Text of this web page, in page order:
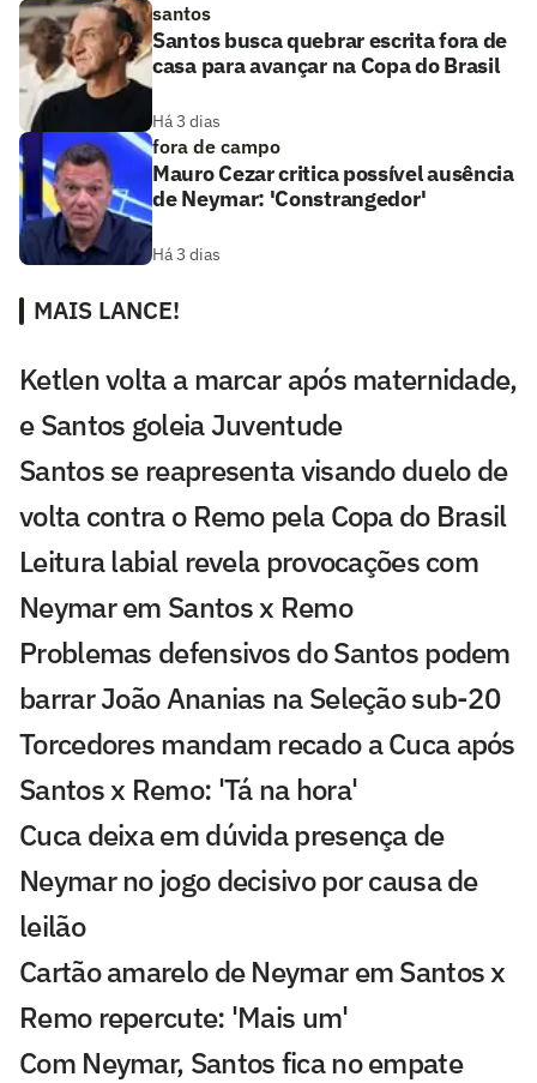
santos
Santos busca quebrar escrita fora de
casa para avançar na Copa do Brasil
Há 3 dias
fora de campo
Mauro Cezar critica possível ausência
de Neymar: 'Constrangedor'
Há 3 dias
MAIS LANCE!
Ketlen volta a marcar após maternidade,
e Santos goleia Juventude
Santos se reapresenta visando duelo de
volta contra o Remo pela Copa do Brasil
Leitura labial revela provocações com
Neymar em Santos x Remo
Problemas defensivos do Santos podem
barrar João Ananias na Seleção sub-20
Torcedores mandam recado a Cuca após
Santos x Remo: 'Tá na hora'
Cuca deixa em dúvida presença de
Neymar no jogo decisivo por causa de
leilão
Cartão amarelo de Neymar em Santos x
Remo repercute: 'Mais um'
Com Neymar, Santos fica no empate